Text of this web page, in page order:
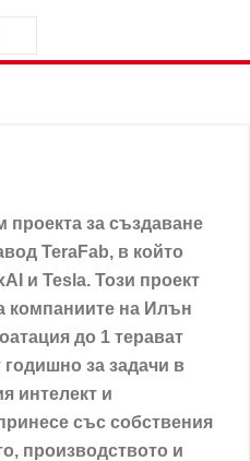
проекта за създаване
TeraFab, в който
и Tesla. Този проект
компаниите на Илън
до 1 терават
за задачи в
интелект и
със собствения
производството и